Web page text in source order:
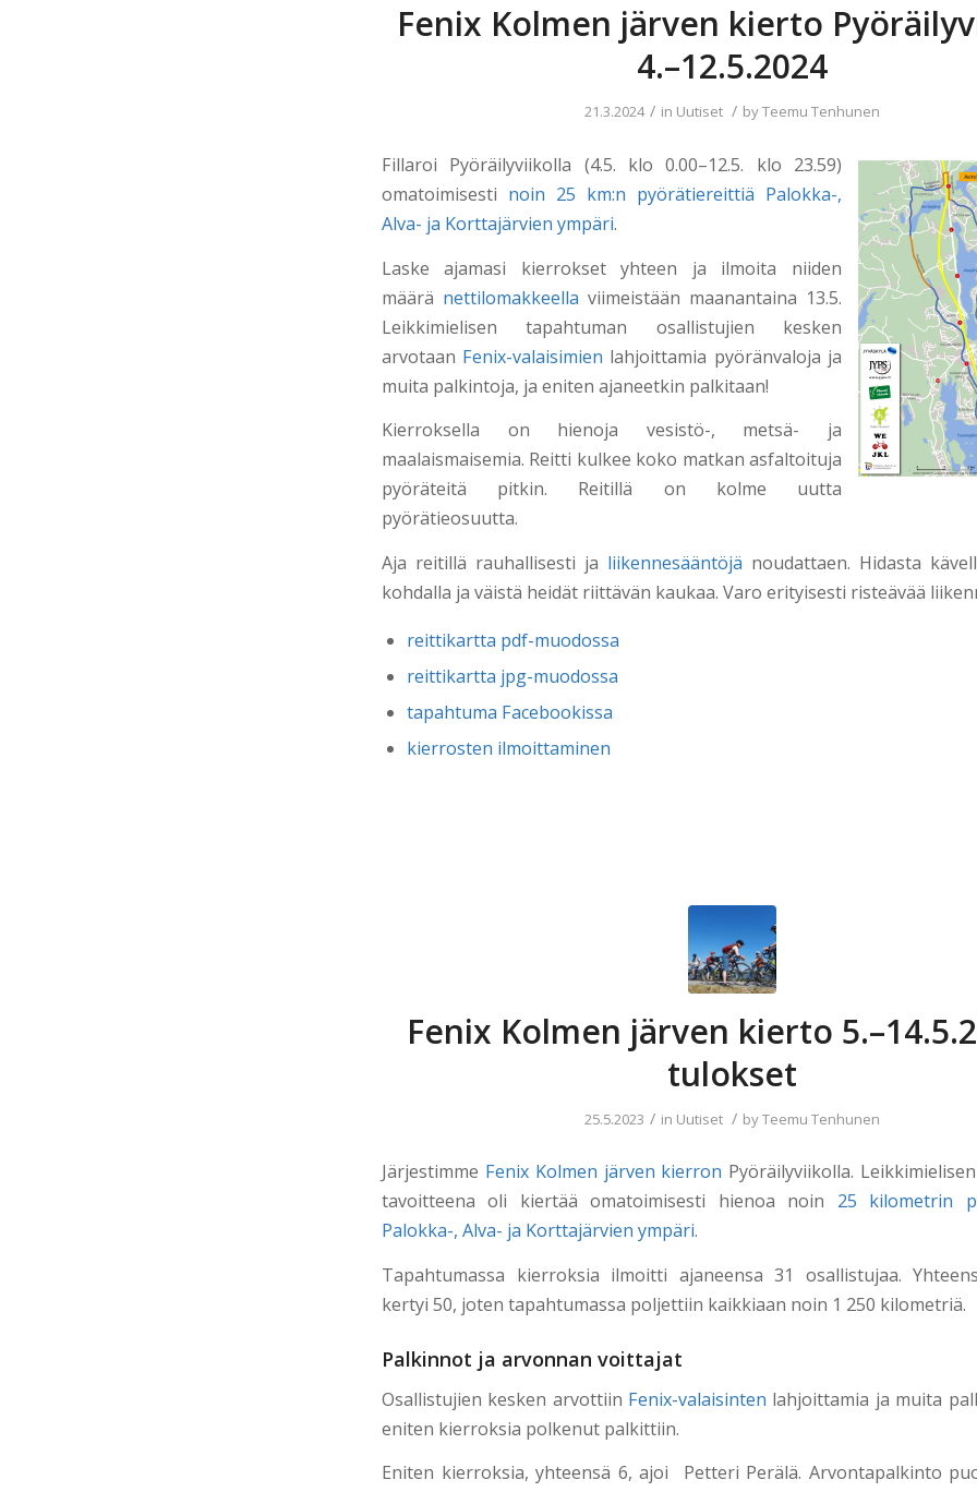
Fenix Kolmen järven kierto
4.–12.5.2024
21.3.2024 / in Uutiset / byTeemu Tenhunen
Fillaroi Pyöräilyviikolla (4.5. klo 0.00–12.5. klo 23.59)
omatoimisesti noin 25 km:n pyörätiereittiä Palokka-,
Alva- ja Korttajärvien ympäri.
Laske ajamasi kierrokset yhteen ja ilmoita niiden
määrä nettilomakkeella viimeistään maanantaina 13.5.
Leikkimielisen tapahtuman osallistujien kesken
arvotaan Fenix-valaisimien lahjoittamia pyöränvaloja ja
muita palkintoja, ja eniten ajaneetkin palkitaan!
Kierroksella on hienoja vesistö-, metsä- ja
maalaismaisemia. Reitti kulkee koko matkan asfaltoituja
pyöräteitä pitkin. Reitillä on kolme uutta
pyörätieosuutta.
Aja reitillä rauhallisesti ja liikennesääntöjä noudattaen. Hidasta
kohdalla ja väistä heidät riittävän kaukaa. Varo erityisesti risteävää
reittikartta pdf-muodossa
reittikartta jpg-muodossa
tapahtuma Facebookissa
kierrosten ilmoittaminen
Fenix Kolmen järven kierto
tulokset
25.5.2023 / in Uutiset / byTeemu Tenhunen
Järjestimme Fenix Kolmen järven kierron Pyöräilyviikolla.
tavoitteena oli kiertää omatoimisesti hienoa noin 25 kilometrin
Palokka-, Alva- ja Korttajärvien ympäri.
Tapahtumassa kierroksia ilmoitti ajaneensa 31 osallistujaa.
kertyi 50, joten tapahtumassa poljettiin kaikkiaan noin 1 250 kilometriä.
Palkinnot ja arvonnan voittajat
Osallistujien kesken arvottiin Fenix-valaisinten lahjoittamia ja muita
eniten kierroksia polkenut palkittiin.
Eniten kierroksia, yhteensä 6, ajoi Petteri Perälä. Arvontapalkinto